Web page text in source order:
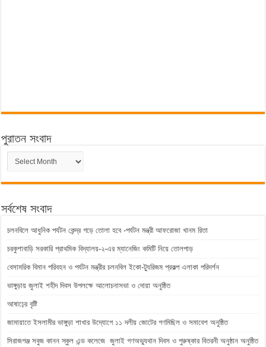
পুরাতন সংবাদ
পুরাতন
সংবাদ
সর্বশেষ সংবাদ
চলনবিলে আধুনিক পর্যটন কেন্দ্র গড়ে তোলা হবে -পর্যটন মন্ত্রী আফরোজা খানম রিতা
চরকুশাবাড়ি সরকারি প্রাথমিক বিদ্যালয়-২-এর ম্যানেজিং কমিটি নিয়ে তোলপাড়
বেসামরিক বিমান পরিবহন ও পর্যটন মন্ত্রীর চলনবিল ইকো-ট্যুরিজম প্রকল্প এলাকা পরিদর্শন
ভাঙ্গুড়ায় জুলাই শহীদ দিবস উপলক্ষে আলোচনাসভা ও দোয়া অনুষ্ঠিত
আষাঢ়ের বৃষ্টি
জামায়াতে ইসলামীর ভাঙ্গুড়া শাখার উদ্যোগে ১১ দলীয় জোটের গণমিছিল ও সমাবেশ অনুষ্ঠিত
সিরাজগঞ্জ সবুজ কানন স্কুল এন্ড কলেজে জুলাই গণঅভ্যুথান দিবস ও পুরুষ্কার বিতরনী অনুষ্ঠান অনুষ্ঠিত